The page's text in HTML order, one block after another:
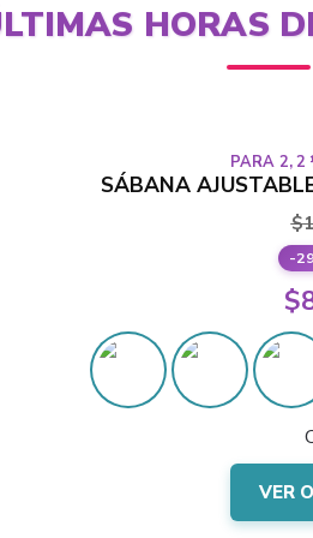
HORAS
PARA 2, 2
SÁBANA
$
-
$
VER